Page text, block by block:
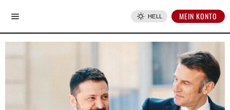
HELL MEIN KONTO